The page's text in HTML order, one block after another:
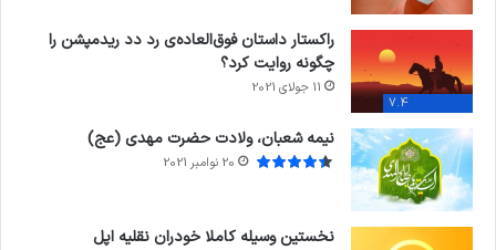
7.4
راکستار داستان فوق‌العاده‌ی رد دد ریدمپشن را
چگونه روایت کرد؟
11 جولای 2021
نیمه شعبان، ولادت حضرت مهدی (عج)
20 نوامبر 2021
نخستین وسیله کاملا خودران نقلیه اپل